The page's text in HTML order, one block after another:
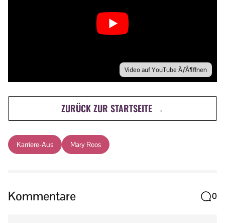
Video auf YouTube ÃƒÂ¶ffnen
ZURÜCK ZUR STARTSEITE →
Karriere-Aus Mary Roos
Kommentare 0